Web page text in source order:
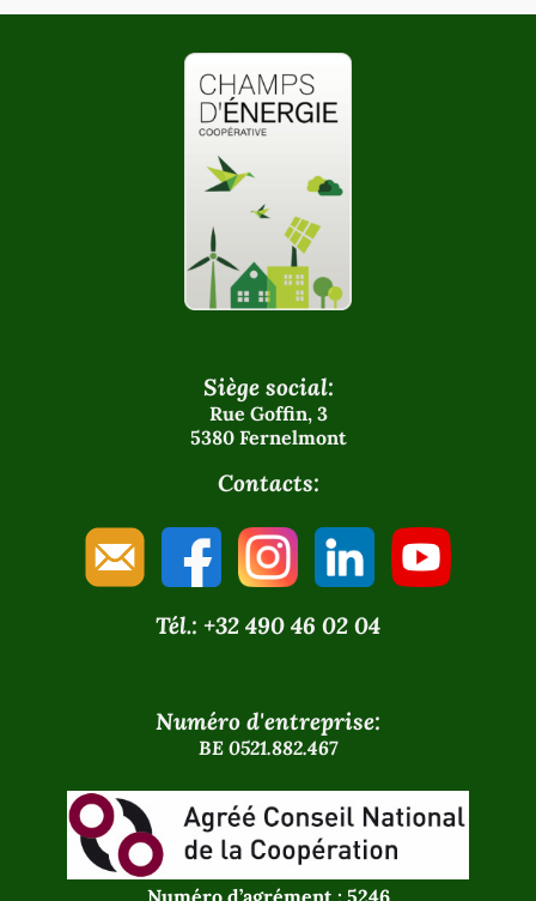
Siège social:
Rue Goffin, 3
5380 Fernelmont
Contacts:
Tél.: +32 490 46 02 04
Numéro d'entreprise:
BE 0521.882.467
Numéro d’agrément : 5246